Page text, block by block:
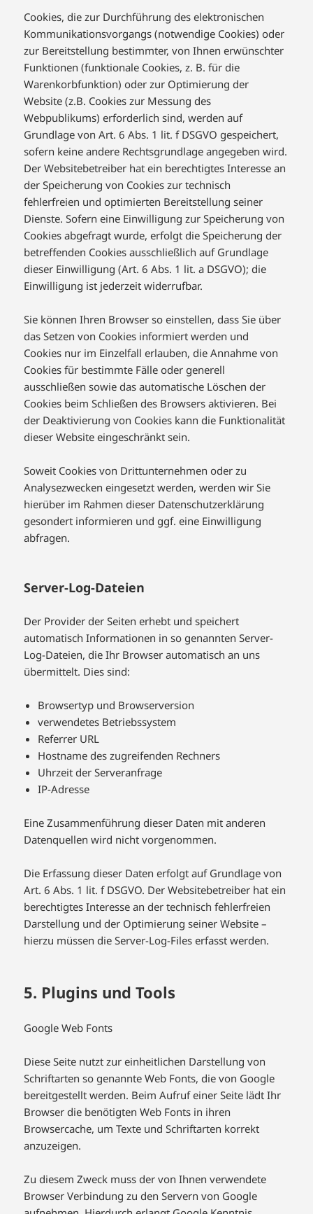
Cookies, die zur Durchführung des elektronischen
Kommunikationsvorgangs (notwendige Cookies) oder
zur Bereitstellung bestimmter, von Ihnen erwünschter
Funktionen (funktionale Cookies, z. B. für die
Warenkorbfunktion) oder zur Optimierung der
Website (z.B. Cookies zur Messung des
Webpublikums) erforderlich sind, werden auf
Grundlage von Art. 6 Abs. 1 lit. f DSGVO gespeichert,
sofern keine andere Rechtsgrundlage angegeben wird.
Der Websitebetreiber hat ein berechtigtes Interesse an
der Speicherung von Cookies zur technisch
fehlerfreien und optimierten Bereitstellung seiner
Dienste. Sofern eine Einwilligung zur Speicherung von
Cookies abgefragt wurde, erfolgt die Speicherung der
betreffenden Cookies ausschließlich auf Grundlage
dieser Einwilligung (Art. 6 Abs. 1 lit. a DSGVO); die
Einwilligung ist jederzeit widerrufbar.
Sie können Ihren Browser so einstellen, dass Sie über
das Setzen von Cookies informiert werden und
Cookies nur im Einzelfall erlauben, die Annahme von
Cookies für bestimmte Fälle oder generell
ausschließen sowie das automatische Löschen der
Cookies beim Schließen des Browsers aktivieren. Bei
der Deaktivierung von Cookies kann die Funktionalität
dieser Website eingeschränkt sein.
Soweit Cookies von Drittunternehmen oder zu
Analysezwecken eingesetzt werden, werden wir Sie
hierüber im Rahmen dieser Datenschutzerklärung
gesondert informieren und ggf. eine Einwilligung
abfragen.
Server-Log-Dateien
Der Provider der Seiten erhebt und speichert
automatisch Informationen in so genannten Server-
Log-Dateien, die Ihr Browser automatisch an uns
übermittelt. Dies sind:
Browsertyp und Browserversion
verwendetes Betriebssystem
Referrer URL
Hostname des zugreifenden Rechners
Uhrzeit der Serveranfrage
IP-Adresse
Eine Zusammenführung dieser Daten mit anderen
Datenquellen wird nicht vorgenommen.
Die Erfassung dieser Daten erfolgt auf Grundlage von
Art. 6 Abs. 1 lit. f DSGVO. Der Websitebetreiber hat ein
berechtigtes Interesse an der technisch fehlerfreien
Darstellung und der Optimierung seiner Website –
hierzu müssen die Server-Log-Files erfasst werden.
5. Plugins und Tools
Google Web Fonts
Diese Seite nutzt zur einheitlichen Darstellung von
Schriftarten so genannte Web Fonts, die von Google
bereitgestellt werden. Beim Aufruf einer Seite lädt Ihr
Browser die benötigten Web Fonts in ihren
Browsercache, um Texte und Schriftarten korrekt
anzuzeigen.
Zu diesem Zweck muss der von Ihnen verwendete
Browser Verbindung zu den Servern von Google